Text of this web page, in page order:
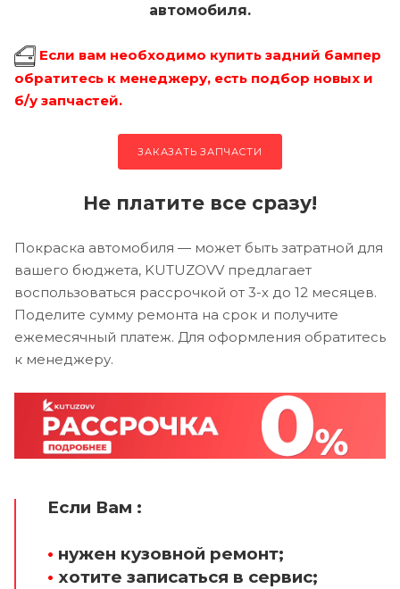
автомобиля.
Если вам необходимо купить задний бампер
обратитесь к менеджеру, есть подбор новых и
б/у запчастей.
ЗАКАЗАТЬ ЗАПЧАСТИ
Не платите все сразу!
Покраска автомобиля — может быть затратной для
вашего бюджета, KUTUZOVV предлагает
воспользоваться рассрочкой от 3-х до 12 месяцев.
Поделите сумму ремонта на срок и получите
ежемесячный платеж. Для оформления обратитесь
к менеджеру.
Если Вам :
• нужен кузовной ремонт;
• хотите записаться в сервис;